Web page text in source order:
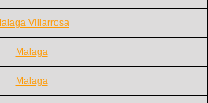
Villarrosa
Malaga
Malaga